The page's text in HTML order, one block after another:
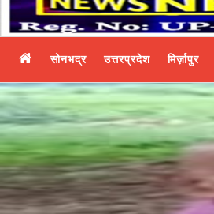
सोनभद्र उत्तरप्रदेश मिर्ज़ापुर